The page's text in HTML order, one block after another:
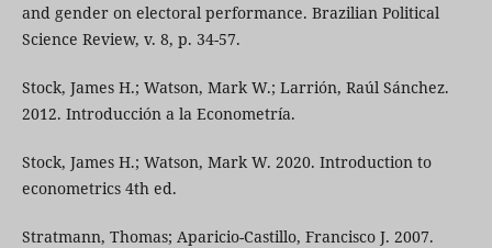
and gender on electoral performance. Brazilian Political
Science Review, v. 8, p. 34-57.
Stock, James H.; Watson, Mark W.; Larrión, Raúl Sánchez.
2012. Introducción a la Econometría.
Stock, James H.; Watson, Mark W. 2020. Introduction to
econometrics 4th ed.
Stratmann, Thomas; Aparicio-Castillo, Francisco J. 2007.